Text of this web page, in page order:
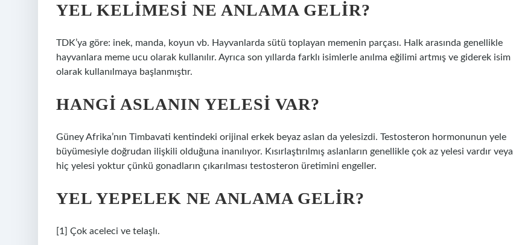
YEL KELIMESI NE ANLAMA GELIR?
TDK’ya göre: inek, manda, koyun vb. Hayvanlarda sütü toplayan memenin parçası. Halk arasında genellikle
hayvanlara meme ucu olarak kullanılır. Ayrıca son yıllarda farklı isimlerle anılma eğilimi artmış ve giderek isim
olarak kullanılmaya başlanmıştır.
HANGI ASLANIN YELESI VAR?
Güney Afrika’nın Timbavati kentindeki orijinal erkek beyaz aslan da yelesizdi. Testosteron hormonunun yele
büyümesiyle doğrudan ilişkili olduğuna inanılıyor. Kısırlaştırılmış aslanların genellikle çok az yelesi vardır veya
hiç yelesi yoktur çünkü gonadların çıkarılması testosteron üretimini engeller.
YEL YEPELEK NE ANLAMA GELIR?
[1] Çok aceleci ve telaşlı.